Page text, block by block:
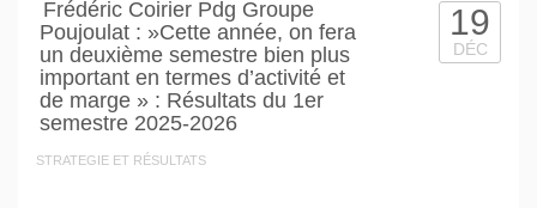
Frédéric Coirier Pdg Groupe
Poujoulat : »Cette année, on fera
un deuxième semestre bien plus
important en termes d’activité et
de marge » : Résultats du 1er
semestre 2025-2026
STRATEGIE ET RÉSULTATS
19
DÉC